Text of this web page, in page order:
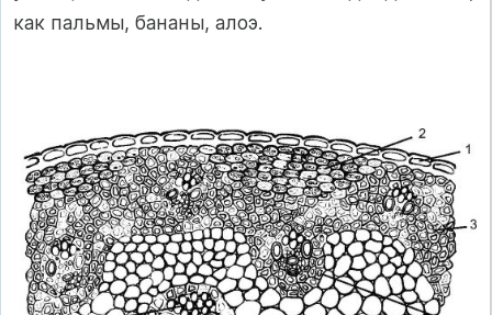
как пальмы, бананы, алоэ.